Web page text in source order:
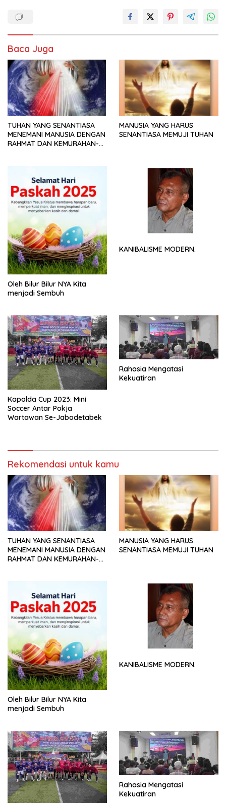
Baca Juga
TUHAN YANG SENANTIASA
MENEMANI MANUSIA DENGAN
RAHMAT DAN KEMURAHAN-
MANUSIA YANG HARUS
SENANTIASA MEMUJI TUHAN
Oleh Bilur Bilur NYA Kita
menjadi Sembuh
KANIBALISME MODERN.
Kapolda Cup 2023: Mini
Soccer Antar Pokja
Wartawan Se-Jabodetabek
Rahasia Mengatasi
Kekuatiran
Rekomendasi untuk kamu
TUHAN YANG SENANTIASA
MENEMANI MANUSIA DENGAN
RAHMAT DAN KEMURAHAN-
MANUSIA YANG HARUS
SENANTIASA MEMUJI TUHAN
Oleh Bilur Bilur NYA Kita
menjadi Sembuh
KANIBALISME MODERN.
Rahasia Mengatasi
Kekuatiran